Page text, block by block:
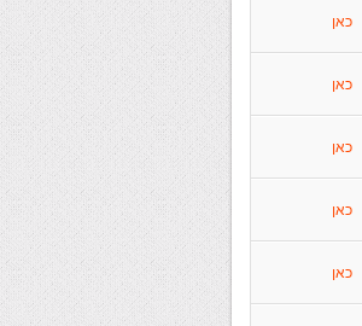
כאן
כאן
כאן
כאן
כאן